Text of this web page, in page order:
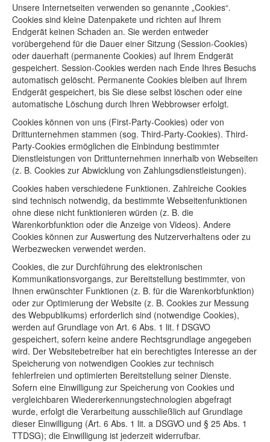
Unsere Internetseiten verwenden so genannte „Cookies“.
Cookies sind kleine Datenpakete und richten auf Ihrem
Endgerät keinen Schaden an. Sie werden entweder
vorübergehend für die Dauer einer Sitzung (Session-Cookies)
oder dauerhaft (permanente Cookies) auf Ihrem Endgerät
gespeichert. Session-Cookies werden nach Ende Ihres Besuchs
automatisch gelöscht. Permanente Cookies bleiben auf Ihrem
Endgerät gespeichert, bis Sie diese selbst löschen oder eine
automatische Löschung durch Ihren Webbrowser erfolgt.
Cookies können von uns (First-Party-Cookies) oder von
Drittunternehmen stammen (sog. Third-Party-Cookies). Third-
Party-Cookies ermöglichen die Einbindung bestimmter
Dienstleistungen von Drittunternehmen innerhalb von Webseiten
(z. B. Cookies zur Abwicklung von Zahlungsdienstleistungen).
Cookies haben verschiedene Funktionen. Zahlreiche Cookies
sind technisch notwendig, da bestimmte Webseitenfunktionen
ohne diese nicht funktionieren würden (z. B. die
Warenkorbfunktion oder die Anzeige von Videos). Andere
Cookies können zur Auswertung des Nutzerverhaltens oder zu
Werbezwecken verwendet werden.
Cookies, die zur Durchführung des elektronischen
Kommunikationsvorgangs, zur Bereitstellung bestimmter, von
Ihnen erwünschter Funktionen (z. B. für die Warenkorbfunktion)
oder zur Optimierung der Website (z. B. Cookies zur Messung
des Webpublikums) erforderlich sind (notwendige Cookies),
werden auf Grundlage von Art. 6 Abs. 1 lit. f DSGVO
gespeichert, sofern keine andere Rechtsgrundlage angegeben
wird. Der Websitebetreiber hat ein berechtigtes Interesse an der
Speicherung von notwendigen Cookies zur technisch
fehlerfreien und optimierten Bereitstellung seiner Dienste.
Sofern eine Einwilligung zur Speicherung von Cookies und
vergleichbaren Wiedererkennungstechnologien abgefragt
wurde, erfolgt die Verarbeitung ausschließlich auf Grundlage
dieser Einwilligung (Art. 6 Abs. 1 lit. a DSGVO und § 25 Abs. 1
TTDSG); die Einwilligung ist jederzeit widerrufbar.